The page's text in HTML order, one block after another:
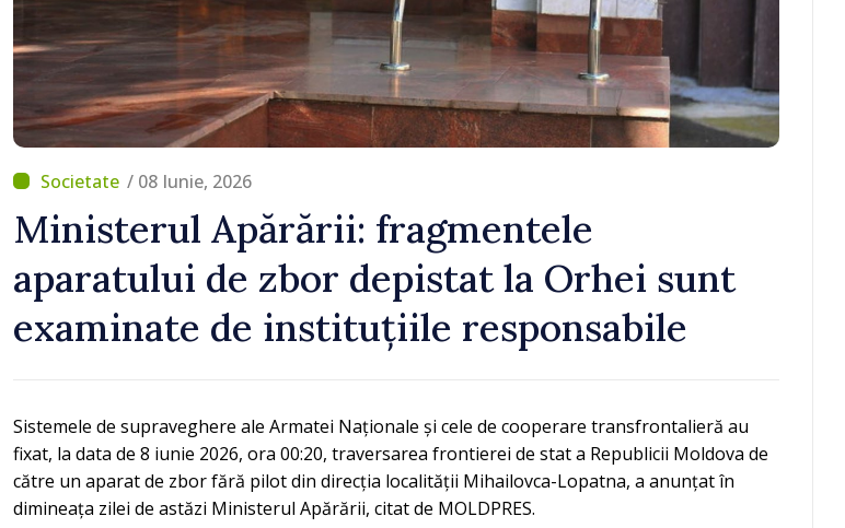
/ 08 Iunie, 2026
Ministerul Apărării: fragmentele
aparatului de zbor depistat la Orhei sunt
examinate de instituțiile responsabile
Sistemele de supraveghere ale Armatei Naționale și cele de cooperare transfrontalieră au
fixat, la data de 8 iunie 2026, ora 00:20, traversarea frontierei de stat a Republicii Moldova de
către un aparat de zbor fără pilot din direcția localității Mihailovca-Lopatna, a anunțat în
dimineața zilei de astăzi Ministerul Apărării, citat de MOLDPRES.